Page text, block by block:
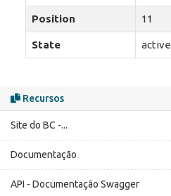
Recursos
Site do BC -...
Documentação
API - Documentação Swagger
Position 11
State active